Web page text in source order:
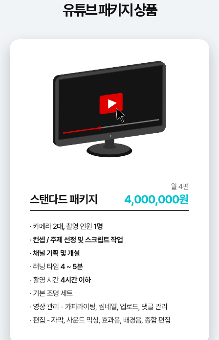
유튜브 패키지 상품